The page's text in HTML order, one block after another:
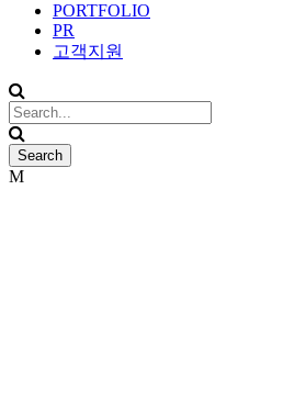
PORTFOLIO
PR
고객지원